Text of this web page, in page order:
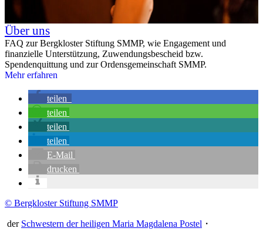
Über uns
FAQ zur Bergkloster Stiftung SMMP, wie Engagement und
finanzielle Unterstützung, Zuwendungsbescheid bzw.
Spendenquittung und zur Ordensgemeinschaft SMMP.
Mehr erfahren
teilen
teilen
teilen
teilen
E-Mail
drucken
© Bergkloster Stiftung SMMP
der Schwestern der heiligen Maria Magdalena Postel ・